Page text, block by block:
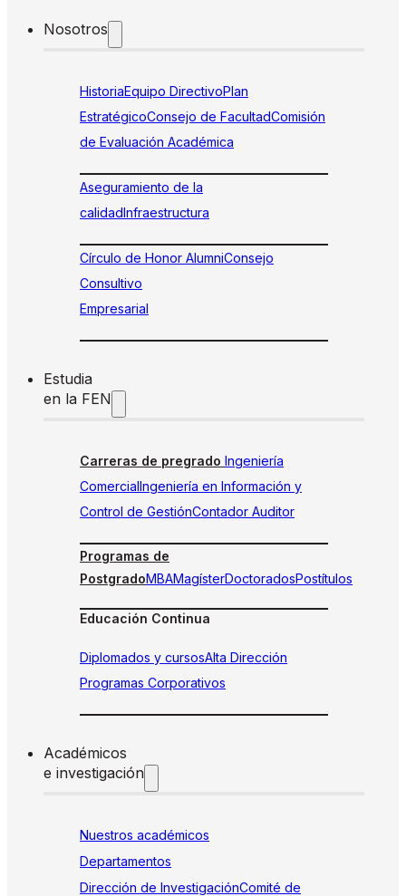
Nosotros
HistoriaEquipo DirectivoPlan
EstratégicoConsejo de FacultadComisión
de Evaluación Académica
Aseguramiento de la
calidadInfraestructura
Círculo de Honor AlumniConsejo
Consultivo
Empresarial
Estudia
en la FEN
Carreras de pregrado Ingeniería
ComercialIngeniería en Información y
Control de GestiónContador Auditor
Programas de
PostgradoMBAMagísterDoctoradosPostítulos
Educación Continua
Diplomados y cursosAlta Dirección
Programas Corporativos
Académicos
e investigación
Nuestros académicos
Departamentos
Dirección de InvestigaciónComité de